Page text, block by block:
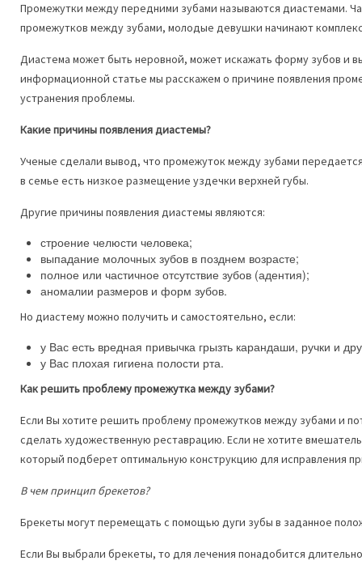
Промежутки между передними зубами называются диастемами.
промежутков между зубами, молодые девушки начинают
Диастема может быть неровной, может искажать форму зубов и
информационной статье мы расскажем о причине появления
устранения проблемы.
Какие причины появления диастемы?
Ученые сделали вывод, что промежуток между зубами
в семье есть низкое размещение уздечки верхней губы.
Другие причины появления диастемы являются:
строение челюсти человека;
выпадание молочных зубов в позднем возрасте;
полное или частичное отсутствие зубов (адентия);
аномалии размеров и форм зубов.
Но диастему можно получить и самостоятельно, если:
у Вас есть вредная привычка грызть карандаши, ручки и
у Вас плохая гигиена полости рта.
Как решить проблему промежутка между зубами?
Если Вы хотите решить проблему промежутков между зубами и
сделать художественную реставрацию. Если не хотите
который подберет оптимальную конструкцию для исправления
В чем принцип брекетов?
Брекеты могут перемещать с помощью дуги зубы в заданное
Если Вы выбрали брекеты, то для лечения понадобится